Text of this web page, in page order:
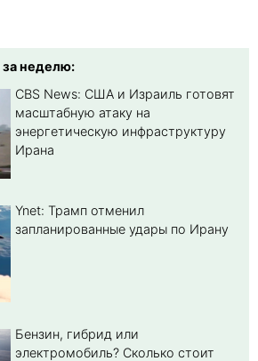
неделю:
CBS News: США и Израиль готовят
масштабную атаку на
энергетическую инфраструктуру
Ирана
Ynet: Трамп отменил
запланированные удары по Ирану
Бензин, гибрид или
электромобиль? Cколько стоит